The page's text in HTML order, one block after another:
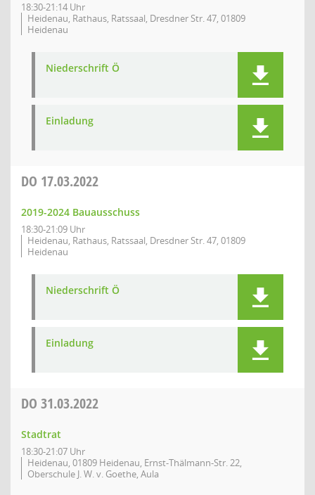
18:30-21:14 Uhr
Heidenau, Rathaus, Ratssaal, Dresdner Str. 47, 01809
Heidenau
Niederschrift Ö
Einladung
DO 17.03.2022
2019-2024 Bauausschuss
18:30-21:09 Uhr
Heidenau, Rathaus, Ratssaal, Dresdner Str. 47, 01809
Heidenau
Niederschrift Ö
Einladung
DO 31.03.2022
Stadtrat
18:30-21:07 Uhr
Heidenau, 01809 Heidenau, Ernst-Thälmann-Str. 22,
Oberschule J. W. v. Goethe, Aula